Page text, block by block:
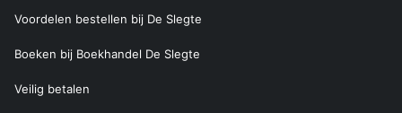
Voordelen bestellen bij De Slegte
Boeken bij Boekhandel De Slegte
Veilig betalen